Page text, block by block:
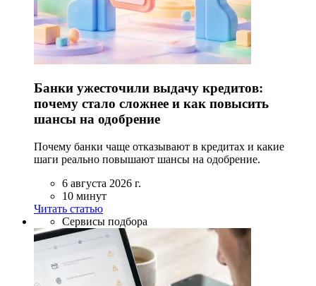
Банки ужесточили выдачу кредитов:
почему стало сложнее и как повысить
шансы на одобрение
Почему банки чаще отказывают в кредитах и какие
шаги реально повышают шансы на одобрение.
6 августа 2026 г.
10 минут
Читать статью
Сервисы подбора